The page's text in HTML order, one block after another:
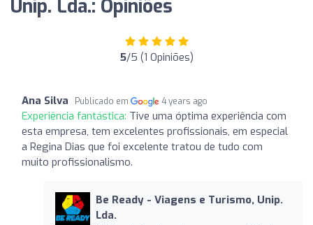
Unip. Lda.: Opiniões
5/5 (1 Opiniões)
Ana Silva Publicado em 4 years ago
Experiência fantástica: Tive uma óptima experiência com
esta empresa, tem excelentes profissionais, em especial
a Regina Dias que foi excelente tratou de tudo com
muito profissionalismo.
Be Ready - Viagens e Turismo, Unip.
Lda.